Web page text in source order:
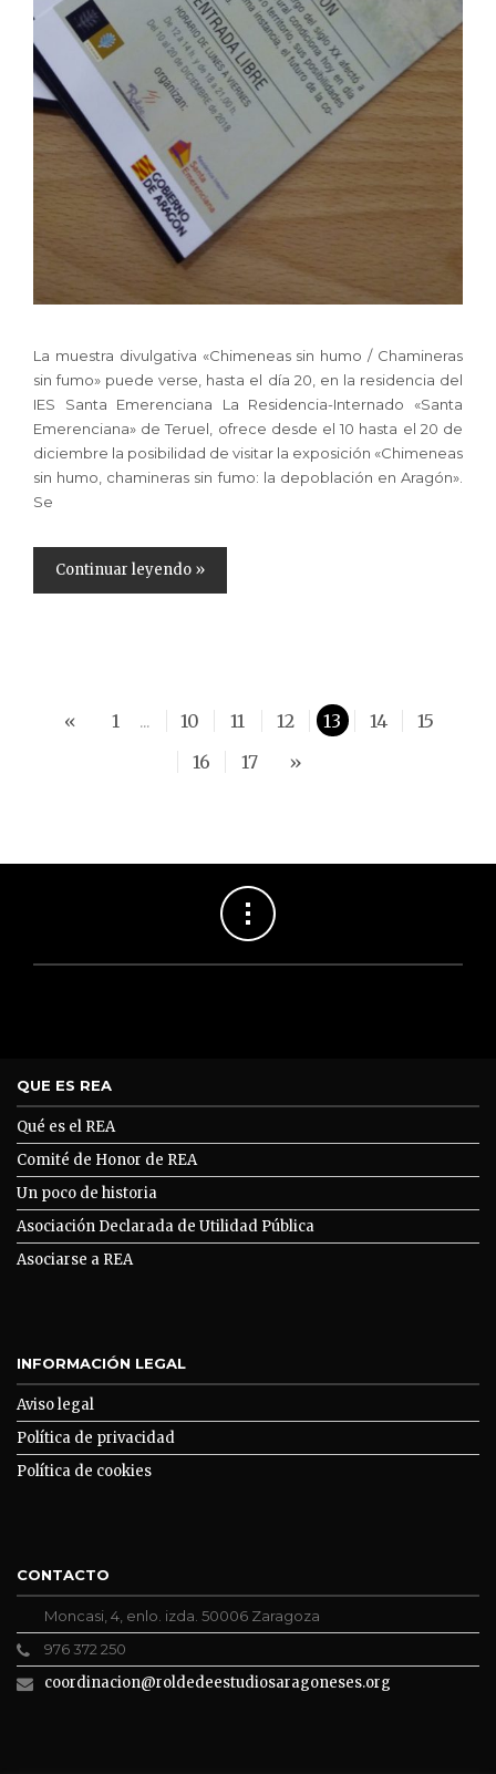
La muestra divulgativa «Chimeneas sin humo / Chamineras
sin fumo» puede verse, hasta el día 20, en la residencia del
IES Santa Emerenciana La Residencia-Internado «Santa
Emerenciana» de Teruel, ofrece desde el 10 hasta el 20 de
diciembre la posibilidad de visitar la exposición «Chimeneas
sin humo, chamineras sin fumo: la depoblación en Aragón».
Se
Continuar leyendo »
« 1 ... 10 11 12 13 14
15
16
17 »
QUE ES REA
Qué es el REA
Comité de Honor de REA
Un poco de historia
Asociación Declarada de Utilidad Pública
Asociarse a REA
INFORMACIÓN LEGAL
Aviso legal
Política de privacidad
Política de cookies
CONTACTO
Moncasi, 4, enlo. izda. 50006 Zaragoza
976 372 250
coordinacion@roldedeestudiosaragoneses.org